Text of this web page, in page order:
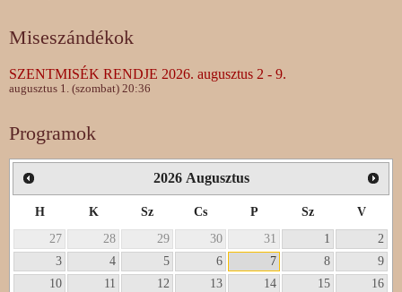
Miseszándékok
SZENTMISÉK RENDJE 2026. augusztus 2 - 9.
augusztus 1. (szombat) 20:36
Programok
2026 Augusztus
H K Sz Cs P Sz
V
27
28 29 30 31 1
2
3
4 5 6 7 8
9
10
11 12 13 14 15 16